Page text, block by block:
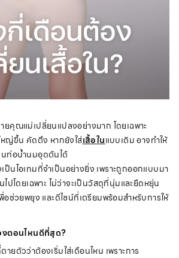
ยคุณแม่เปลี่ยนแปลงอย่างมาก โดยเฉพาะ
ญ่ขึ้น คัดตึง หากยังใส่เสื้อในแบบเดิม อาจทำให้
ท่อน้ำนมอุดตันได้
ป็นไอเทมที่จำเป็นอย่างยิ่ง เพราะถูกออกแบบมา
ปโดยเฉพาะ ไม่ว่าจะเป็นวัสดุที่นุ่มและยืดหยุ่น
อช่วยพยุง และดีไซน์ที่เตรียมพร้อมสำหรับการให้
งตอนไหนดีที่สุด?
ยตัวว่าต้องเริ่มใส่เดือนไหน เพราะการ